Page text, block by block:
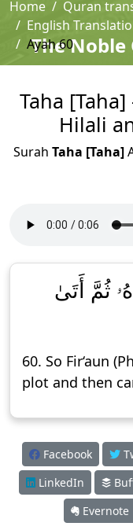
The Noble
Home
Quran
English
Ayah 60
Taha
Hilali
Surah Taha [Taha]
ثُمَّ أَتَىٰ
60. So Fir‘aun
plot and then
Facebook
LinkedIn
Evernote